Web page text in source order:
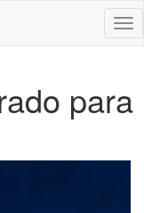
para